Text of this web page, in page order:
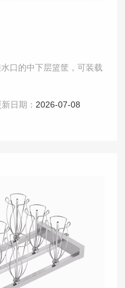
口的中下层篮筐，可装载
新日期： 2026-07-08